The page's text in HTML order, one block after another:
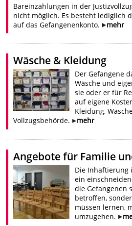
Bareinzahlungen in der
nicht möglich. Es besteht lediglich
auf das Gefangenenkonto.
mehr
Wäsche & Kleidung
Der Gefangene
Wäsche und
sie oder er für
auf eigene
Kleidung,
Vollzugsbehörde.
mehr
Angebote für Familie
Die Inhaftierung
ein
die Gefangenen
betroffen,
müssen lernen,
umzugehen.